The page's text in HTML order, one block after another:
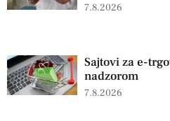
7.8.2026
Sajtovi za e-
nadzorom
7.8.2026